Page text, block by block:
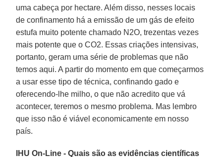
uma cabeça por hectare. Além disso, nesses locais
de confinamento há a emissão de um gás de efeito
estufa muito potente chamado N2O, trezentas vezes
mais potente que o CO2. Essas criações intensivas,
portanto, geram uma série de problemas que não
temos aqui. A partir do momento em que começarmos
a usar esse tipo de técnica, confinando gado e
oferecendo-lhe milho, o que não acredito que vá
acontecer, teremos o mesmo problema. Mas lembro
que isso não é viável economicamente em nosso
país.
IHU On-Line - Quais são as evidências científicas